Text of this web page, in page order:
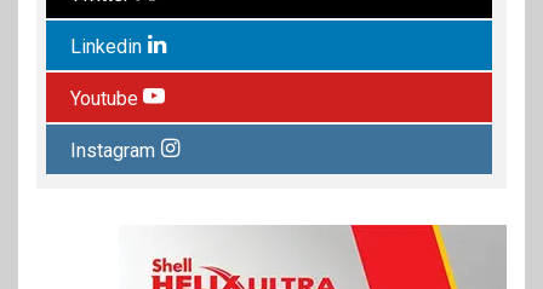
Linkedin
Youtube
Instagram